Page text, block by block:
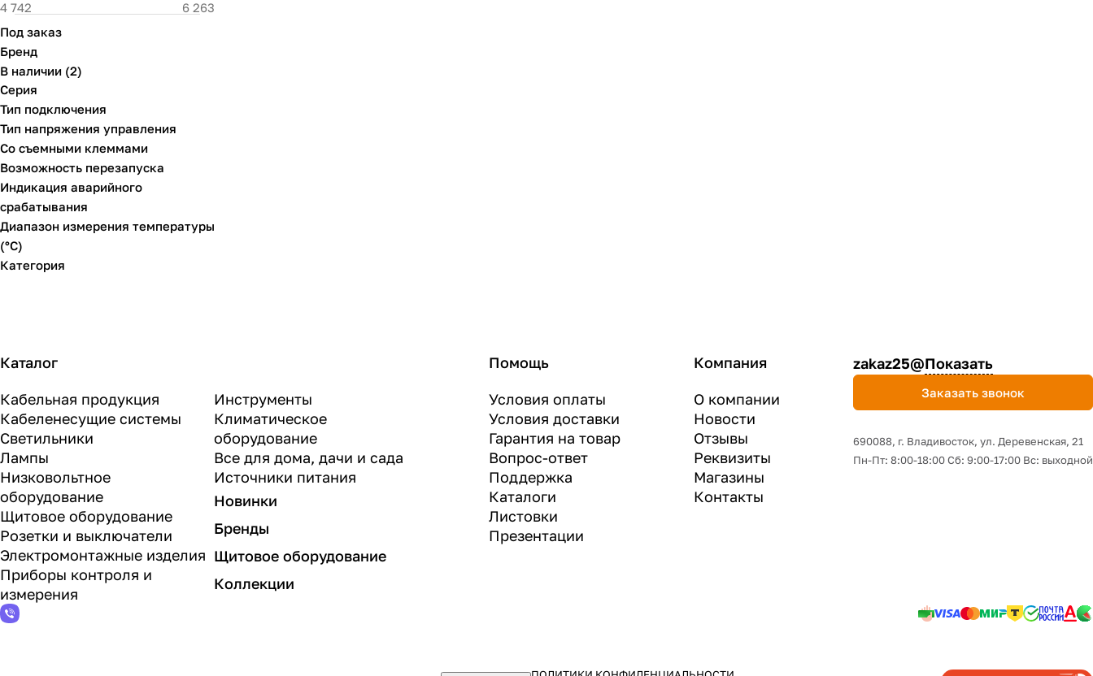
Под заказ
Бренд
В наличии (2)
Серия
Тип подключения
Тип напряжения управления
Со съемными клеммами
Возможность перезапуска
Индикация аварийного
срабатывания
Диапазон измерения температуры
(°C)
Категория
Каталог
Кабельная продукция
Кабеленесущие системы
Светильники
Лампы
Низковольтное
оборудование
Щитовое оборудование
Розетки и выключатели
Электромонтажные изделия
Приборы контроля и
измерения
Инструменты
Климатическое
оборудование
Все для дома, дачи и сада
Источники питания
Новинки
Бренды
Щитовое оборудование
Коллекции
Помощь
Условия оплаты
Условия доставки
Гарантия на товар
Вопрос-ответ
Поддержка
Каталоги
Листовки
Презентации
Компания
О компании
Новости
Отзывы
Реквизиты
Магазины
Контакты
zakaz25@Показать
Заказать звонок
690088, г. Владивосток, yл. Деревенская, 21
Пн-Пт: 8:00-18:00 Сб: 9:00-17:00 Вс: выходной